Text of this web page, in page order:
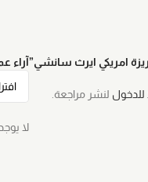
آراء
لا
امريكي ايرث سانشي”
لنشر مراجعة.